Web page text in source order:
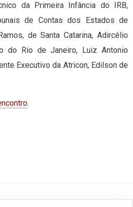
da Primeira Infância do IRB,
de Contas dos Estados de
de Santa Catarina, Adircélio
do Rio de Janeiro, Luiz Antonio
Executivo da Atricon, Edilson de
.